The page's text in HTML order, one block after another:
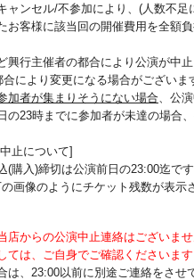
ャンセル/不参加により、(人数不
お客様に該当回の開催費用を全額
興行主催者の都合により公演が中
により変更になる場合がございま
加者が集まりそうにない場合 、公
の23時までに参加者が未達の場合
止について]
(購入)締切は公演前日の23:00迄です
の画像のようにチケット残数が表
店からの公演中止連絡はございませ
ては、ご自身でご確認くださいます
は、23:00以前に別途ご連絡をさせ